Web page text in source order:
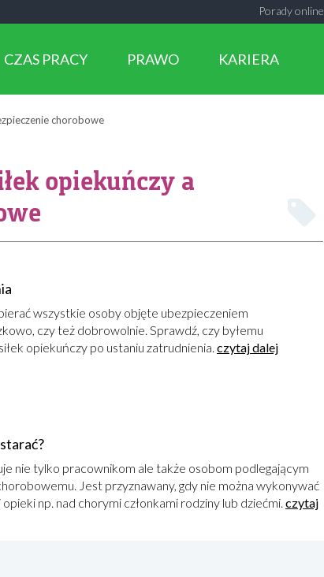
Porady online
CZAS PRACY PRAWO KARIERA
chorobowe
opiekuńczy a
wszystkie osoby objęte ubezpieczeniem
czy też dobrowolnie. Sprawdź, czy byłemu
opiekuńczy po ustaniu zatrudnienia. czytaj dalej
nie tylko pracownikom ale także osobom podlegającym
Jest przyznawany, gdy nie można wykonywać
np. nad chorymi członkami rodziny lub dziećmi. czytaj